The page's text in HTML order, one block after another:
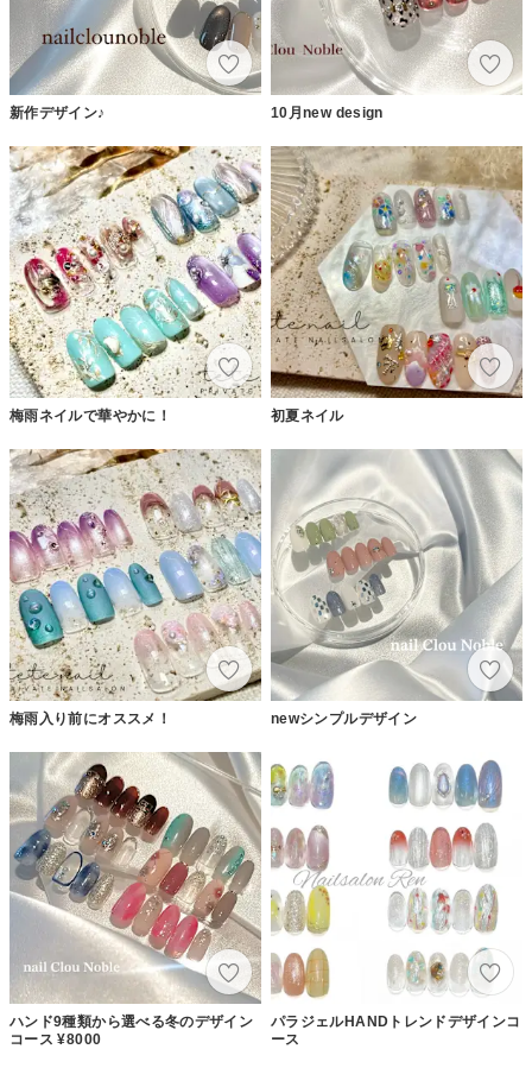
新作デザイン♪ 10月new design
梅雨ネイルで華やかに！ 初夏ネイル
梅雨入り前にオススメ！ newシンプルデザイン
ハンド9種類から選べる冬のデザイン
コース ¥8000
パラジェルHANDトレンドデザインコ
ース